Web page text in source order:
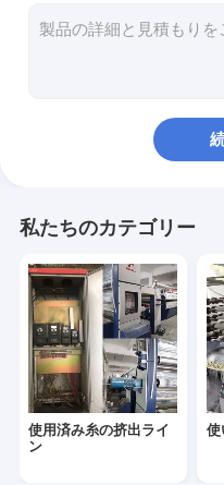
使った巻き機
私たちのカテゴリー
使用済み糸の挤出ライ
ン
使